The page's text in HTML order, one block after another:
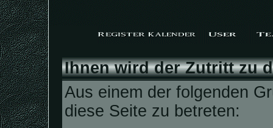
Ihnen wird der Zutritt zu
Aus einem der folgenden
diese Seite zu betreten: